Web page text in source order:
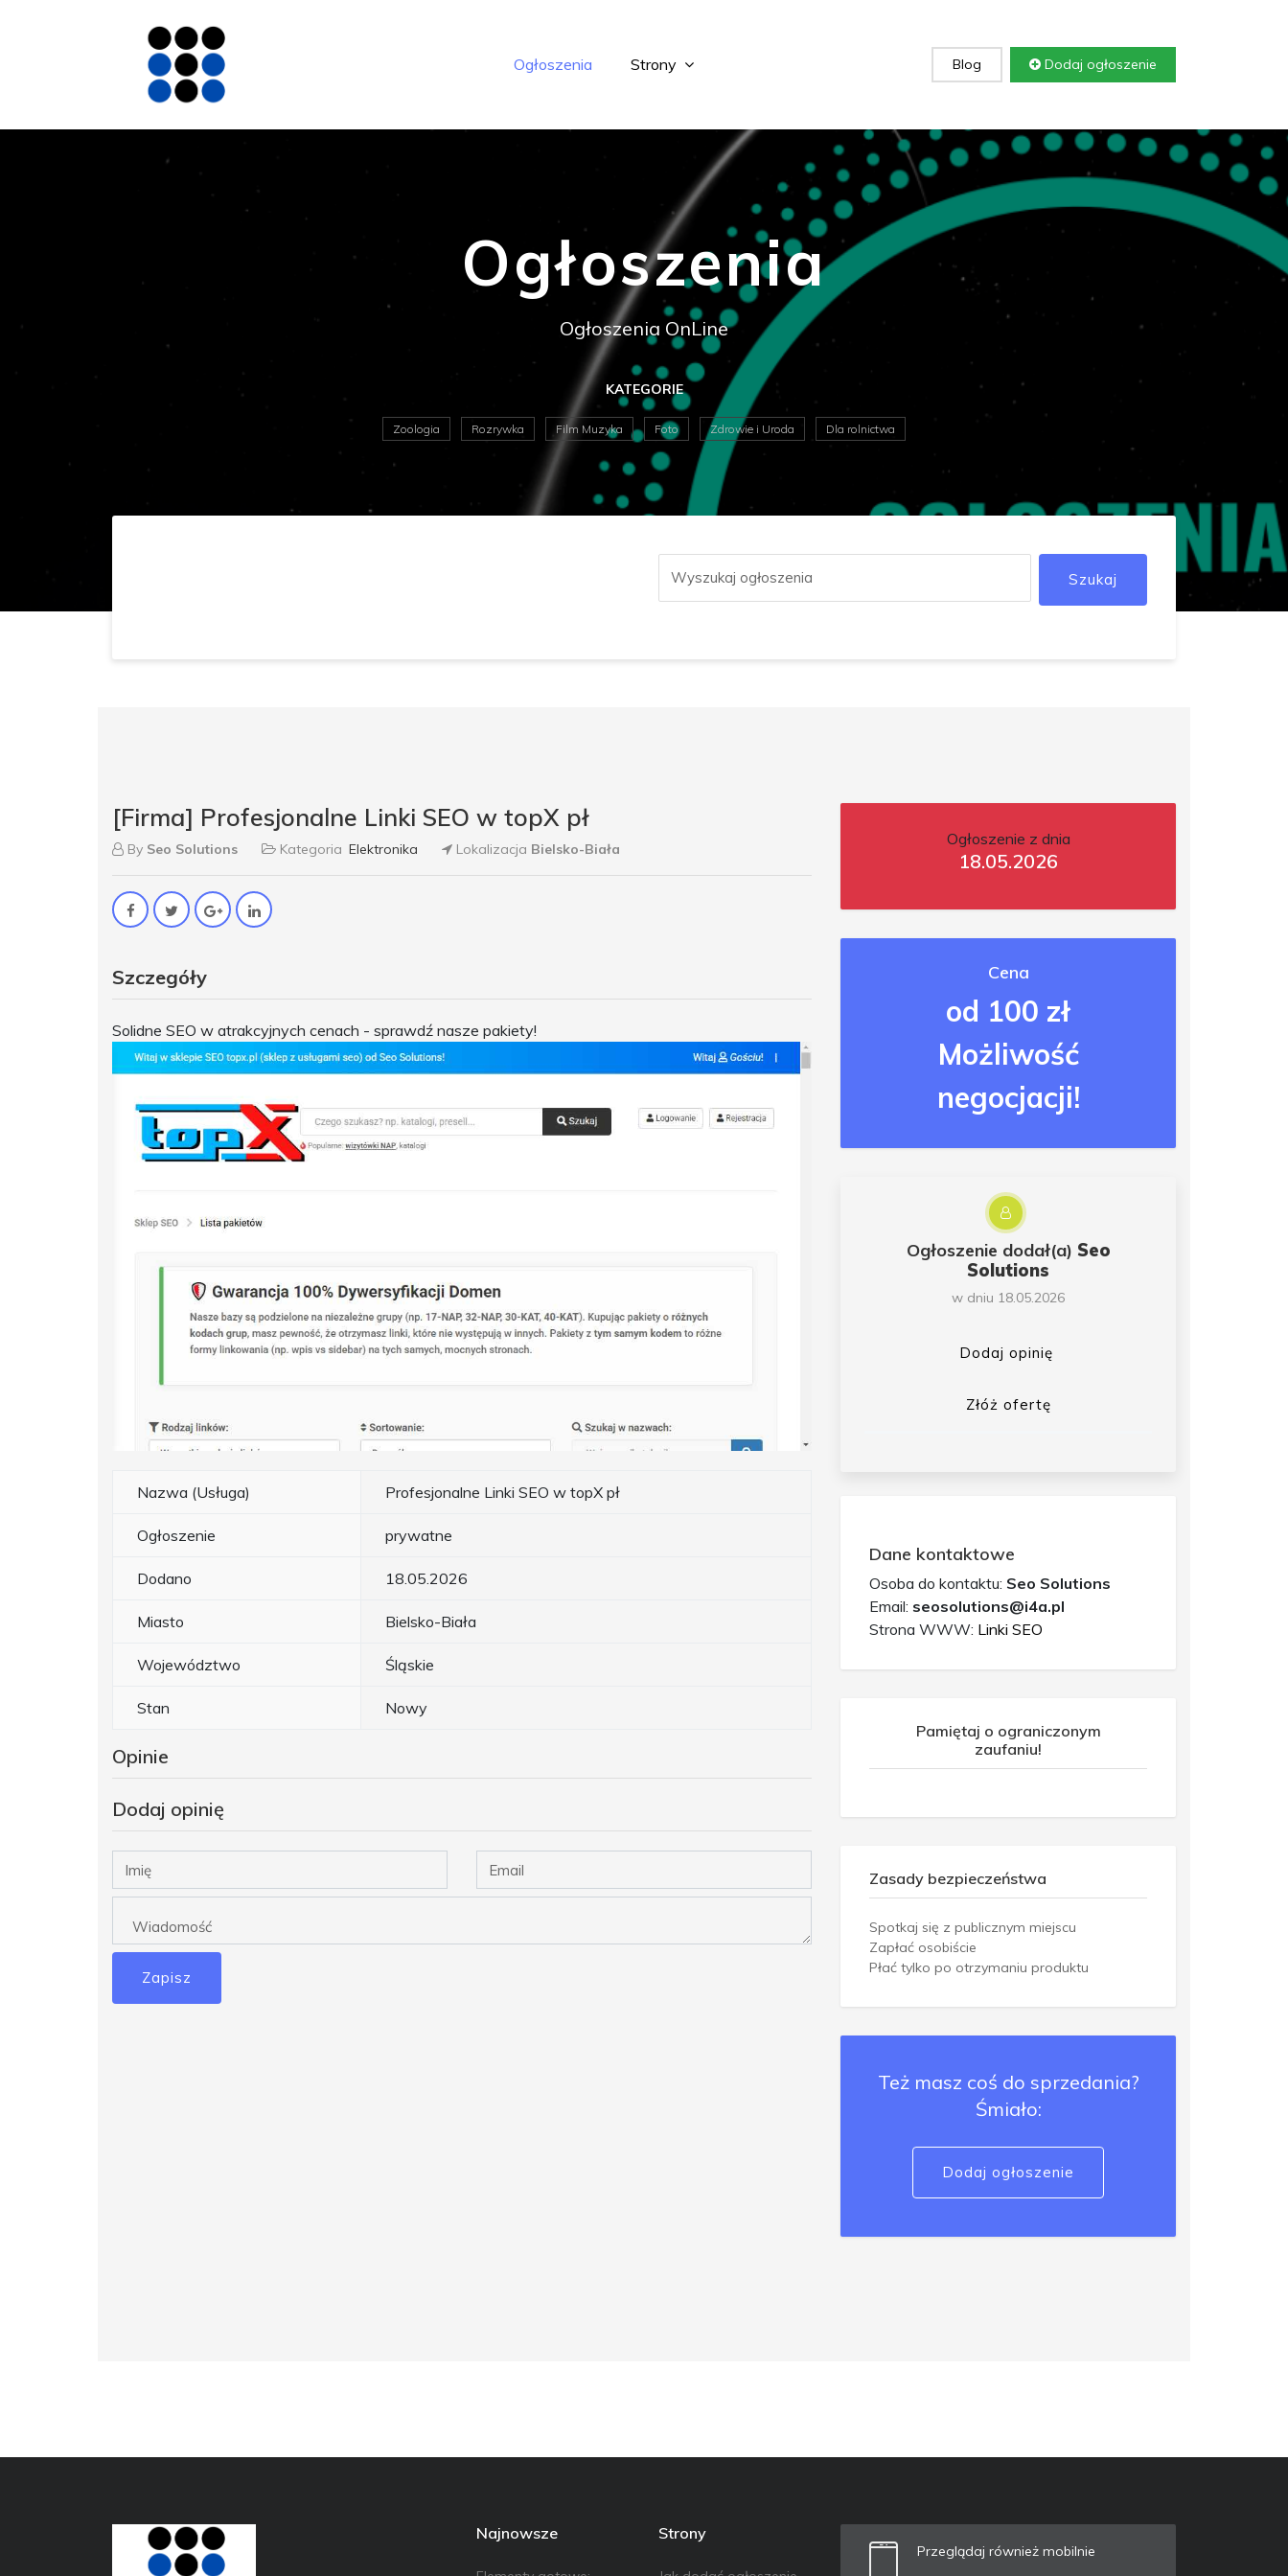
Ogłoszenia Strony Blog Dodaj ogłoszenie
Ogłoszenia
Ogłoszenia OnLine
KATEGORIE
Zoologia Rozrywka Film Muzyka Foto Zdrowie i Uroda Dla rolnictwa
Szukaj
[Firma] Profesjonalne Linki SEO w topX pł
By Seo Solutions Kategoria Elektronika Lokalizacja Bielsko-Biała
Szczegóły
Solidne SEO w atrakcyjnych cenach - sprawdź nasze pakiety!
Nazwa (Usługa) Profesjonalne Linki SEO w topX pł
Ogłoszenie prywatne
Dodano 18.05.2026
Miasto Bielsko-Biała
Województwo Śląskie
Stan Nowy
Opinie
Dodaj opinię
Zapisz
Ogłoszenie z dnia
18.05.2026
Cena
od 100 zł
Możliwość
negocjacji!
Ogłoszenie dodał(a) Seo
Solutions
w dniu 18.05.2026
Dodaj opinię
Złóż ofertę
Dane kontaktowe
Osoba do kontaktu: Seo Solutions
Email: seosolutions@i4a.pl
Strona WWW: Linki SEO
Pamiętaj o ograniczonym
zaufaniu!
Zasady bezpieczeństwa
Spotkaj się z publicznym miejscu
Zapłać osobiście
Płać tylko po otrzymaniu produktu
Też masz coś do sprzedania?
Śmiało:
Dodaj ogłoszenie
Najnowsze Strony
Przeglądaj również mobilnie